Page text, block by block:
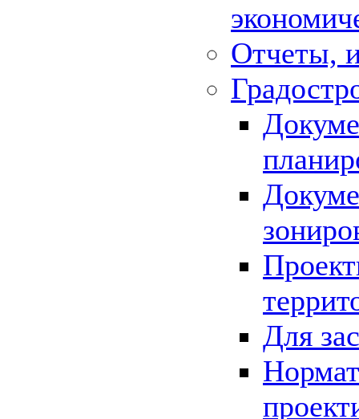
Отчеты,
Для